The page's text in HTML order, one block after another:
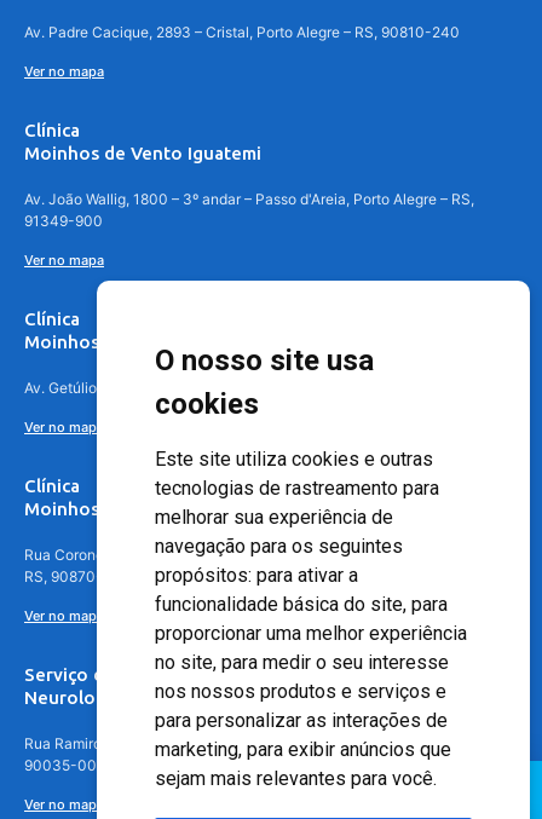
O nosso site usa
cookies
Este site utiliza cookies e outras
tecnologias de rastreamento para
melhorar sua experiência de
navegação para os seguintes
propósitos: para ativar a
funcionalidade básica do site, para
proporcionar uma melhor experiência
no site, para medir o seu interesse
nos nossos produtos e serviços e
para personalizar as interações de
marketing, para exibir anúncios que
sejam mais relevantes para você.
Av. Padre Cacique, 2893 – Cristal, Porto Alegre – RS, 90810-240
Ver no mapa
Clínica
Moinhos de Vento Iguatemi
Av. João Wallig, 1800 – 3º andar – Passo d'Areia, Porto Alegre – RS,
91349-900
Ver no mapa
Clínica
Moinhos de Vento Canoas
Av. Getúlio Vargas, 4841 – Centro, Canoas – RS, 92010-010
Ver no mapa
Clínica
Moinhos de Vento - Teresópolis
Rua Coronel Aparício Borges, 250 - 3º andar - Teresópolis, Porto Alegre -
RS, 90870-016
Ver no mapa
Serviço de
Neurologia
Rua Ramiro Barcelos, 630 – 5º andar – Floresta, Porto Alegre – RS,
90035-001
Ver no mapa